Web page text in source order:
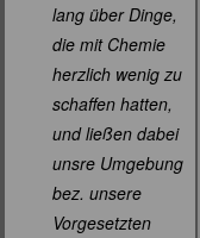
lang über Dinge,
die mit Chemie
herzlich wenig zu
schaffen hatten,
und ließen dabei
unsre Umgebung
bez. unsere
Vorgesetzten